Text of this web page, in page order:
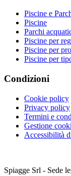
Piscine e
Piscine
Parchi
Piscine per
Piscine per
Piscine per
Condizioni
Cookie policy
Privacy policy
Termini e
Gestione
Accessibilità
Spiagge Srl - Sede